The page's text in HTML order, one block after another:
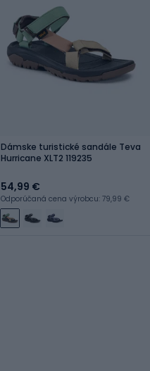
Dámske turistické sandále Teva
Hurricane XLT2 119235
54,99 €
Odporúčaná cena výrobcu: 79,99 €